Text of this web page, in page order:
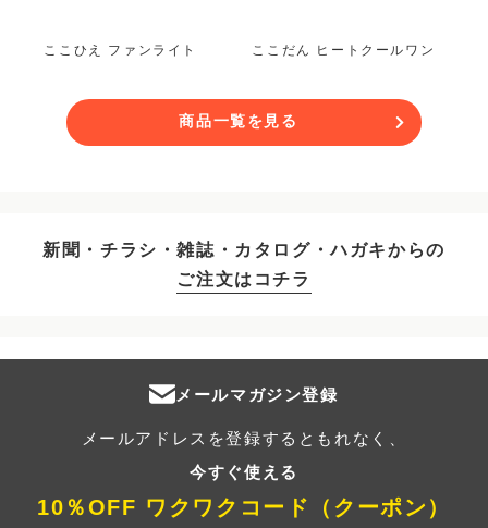
ここひえ ファンライト ここだん ヒートクールワン
商品一覧を見る
新聞・チラシ・雑誌・カタログ・ハガキからの
ご注文はコチラ
メールマガジン登録
メールアドレスを登録するともれなく、
今すぐ使える
10％OFF ワクワクコード（クーポン）